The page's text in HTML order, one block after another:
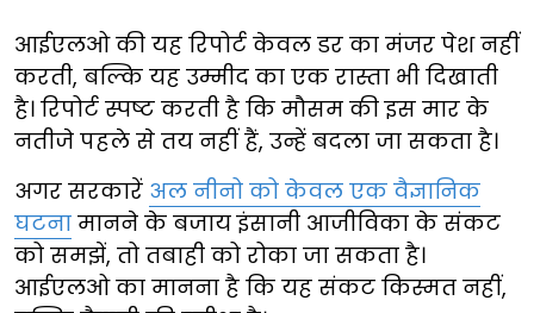
आईएलओ की यह रिपोर्ट केवल डर का मंजर पेश नहीं
करती, बल्कि यह उम्मीद का एक रास्ता भी दिखाती
है। रिपोर्ट स्पष्ट करती है कि मौसम की इस मार के
नतीजे पहले से तय नहीं हैं, उन्हें बदला जा सकता है।
अगर सरकारें अल नीनो को केवल एक वैज्ञानिक
घटना मानने के बजाय इंसानी आजीविका के संकट
को समझें, तो तबाही को रोका जा सकता है।
आईएलओ का मानना है कि यह संकट किस्मत नहीं,